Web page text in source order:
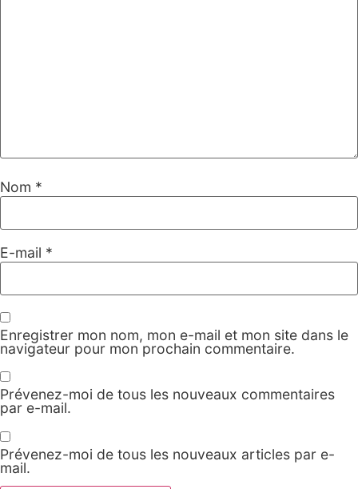
Nom *
E-mail *
Enregistrer mon nom, mon e-mail et mon site dans le
navigateur pour mon prochain commentaire.
Prévenez-moi de tous les nouveaux commentaires
par e-mail.
Prévenez-moi de tous les nouveaux articles par e-
mail.